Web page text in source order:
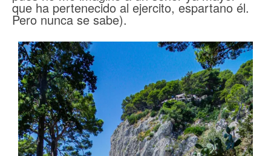
que ha pertenecido al ejercito, espartano él.
Pero nunca se sabe).